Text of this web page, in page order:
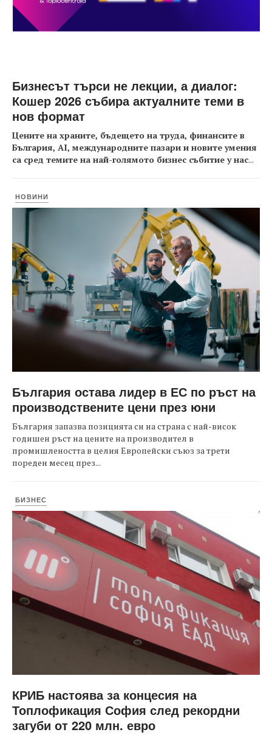
Бизнесът търси не лекции, а диалог:
Кошер 2026 събира актуалните теми в
нов формат
Цените на храните, бъдещето на труда, финансите в
България, AI, международните пазари и новите умения
са сред темите на най-голямото бизнес събитие у нас...
НОВИНИ
България остава лидер в ЕС по ръст на
производствените цени през юни
България запазва позицията си на страна с най-висок
годишен ръст на цените на производител в
промишлеността в целия Европейски съюз за трети
пореден месец през...
БИЗНЕС
КРИБ настоява за концесия на
Топлофикация София след рекордни
загуби от 220 млн. евро